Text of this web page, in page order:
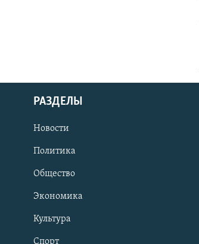
РАЗДЕЛЫ
Новости
Политика
Общество
Экономика
Культура
Спорт